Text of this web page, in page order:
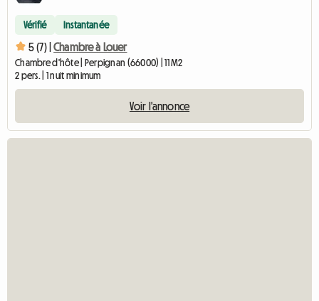
Vérifié Instantanée
5 (7) | Chambre à Louer
Chambre d'hôte | Perpignan (66000) | 11 M2
2 pers. | 1 nuit minimum
Voir l'annonce